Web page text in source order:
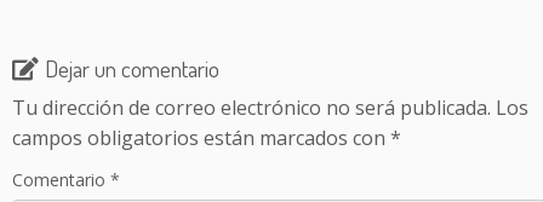
Dejar un comentario
Tu dirección de correo electrónico no será publicada. Los
campos obligatorios están marcados con *
Comentario *